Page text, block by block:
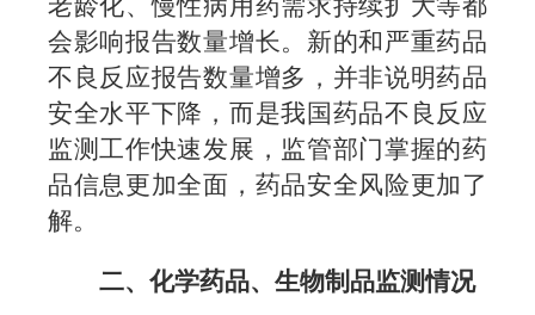
老龄化、慢性病用药需求持续扩大等都
会影响报告数量增长。新的和严重药品
不良反应报告数量增多，并非说明药品
安全水平下降，而是我国药品不良反应
监测工作快速发展，监管部门掌握的药
品信息更加全面，药品安全风险更加了
解。
二、化学药品、生物制品监测情况